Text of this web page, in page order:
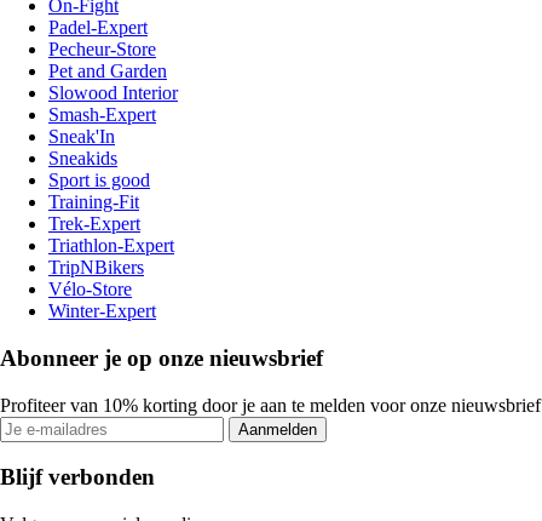
On-Fight
Padel-Expert
Pecheur-Store
Pet and Garden
Slowood Interior
Smash-Expert
Sneak'In
Sneakids
Sport is good
Training-Fit
Trek-Expert
Triathlon-Expert
TripNBikers
Vélo-Store
Winter-Expert
Abonneer je op onze nieuwsbrief
Profiteer van 10% korting door je aan te melden voor onze nieuwsbrief
Aanmelden
Blijf verbonden